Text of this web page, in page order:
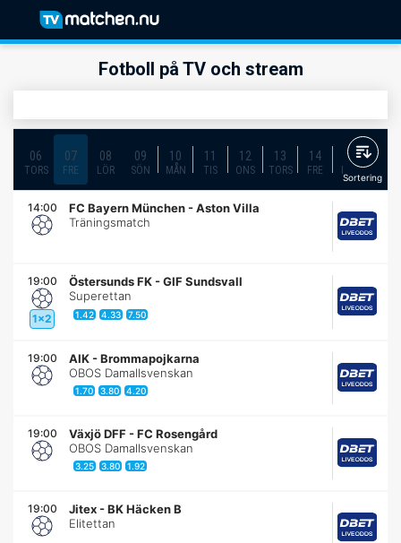
Fotboll på TV och stream
06
TORS
07
FRE
08
LÖR
09
SÖN
10
MÅN
11
TIS
12
ONS
13
TORS
14
FRE
15
LÖR
Sortering
14:00 FC Bayern München -Aston Villa
Träningsmatch
19:00
1x2
Östersunds FK -GIF Sundsvall
Superettan
1.42 4.33 7.50
19:00 AIK -Brommapojkarna
OBOS Damallsvenskan
1.70 3.80 4.20
19:00 Växjö DFF -FC Rosengård
OBOS Damallsvenskan
3.25 3.80 1.92
19:00 Jitex -BK Häcken B
Elitettan